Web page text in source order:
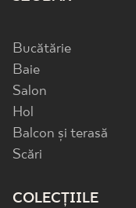
Bucătărie
Baie
Salon
Hol
Balcon și terasă
Scări
COLECȚIILE